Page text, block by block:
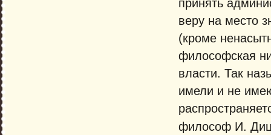
веру на место
(кроме
философская
власти. Так
имели и не
философ И.